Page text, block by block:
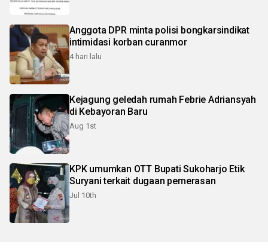
Anggota DPR minta polisi bongkarsindikat
intimidasi korban curanmor
4 hari lalu
Kejagung geledah rumah Febrie Adriansyah
di Kebayoran Baru
Aug 1st
KPK umumkan OTT Bupati Sukoharjo Etik
Suryani terkait dugaan pemerasan
Jul 10th